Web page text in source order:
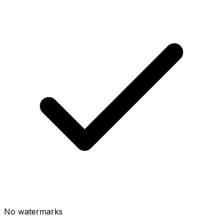
No watermarks